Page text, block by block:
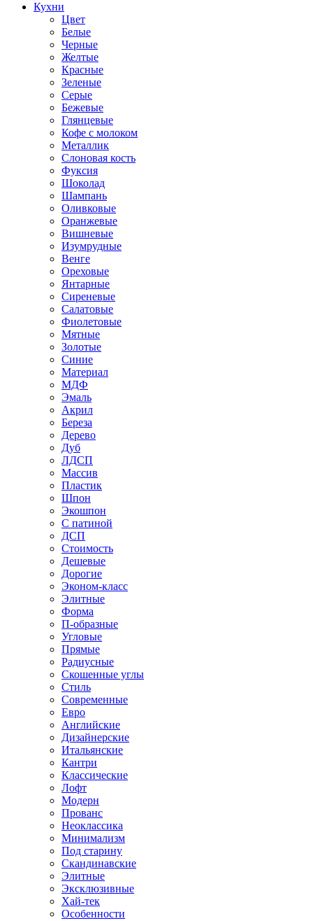
Кухни
Цвет
Белые
Черные
Желтые
Красные
Зеленые
Серые
Бежевые
Глянцевые
Кофе с молоком
Металлик
Слоновая кость
Фуксия
Шоколад
Шампань
Оливковые
Оранжевые
Вишневые
Изумрудные
Венге
Ореховые
Янтарные
Сиреневые
Салатовые
Фиолетовые
Мятные
Золотые
Синие
Материал
МДФ
Эмаль
Акрил
Береза
Дерево
Дуб
ЛДСП
Массив
Пластик
Шпон
Экошпон
С патиной
ДСП
Стоимость
Дешевые
Дорогие
Эконом-класс
Элитные
Форма
П-образные
Угловые
Прямые
Радиусные
Скошенные углы
Стиль
Современные
Евро
Английские
Дизайнерские
Итальянские
Кантри
Классические
Лофт
Модерн
Прованс
Неоклассика
Минимализм
Под старину
Скандинавские
Элитные
Эксклюзивные
Хай-тек
Особенности